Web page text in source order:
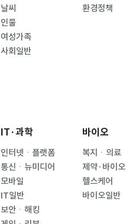
날씨
인물
여성가족
사회일반
환경정책
IT·과학
인터넷ㆍ플랫폼
통신ㆍ뉴미디어
모바일
IT일반
보안ㆍ해킹
바이오
복지ㆍ의료
제약·바이오
헬스케어
바이오일반